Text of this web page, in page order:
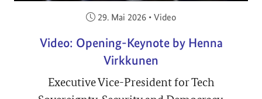
Veröffentlicht am:
29. Mai 2026 • Video
Video: Opening-Keynote by Henna
Virkkunen
Executive Vice-President for Tech